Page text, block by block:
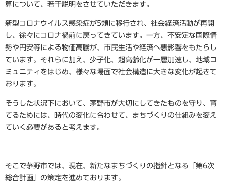
算について、若干説明をさせていただきます。
新型コロナウイルス感染症が5類に移行され、社会経済活動が再開
し、徐々にコロナ禍前に戻ってきています。一方、不安定な国際情
勢や円安等による物価高騰が、市民生活や経済へ悪影響をもたらし
ています。それらに加え、少子化、超高齢化が一層加速し、地域コ
ミュニティをはじめ、様々な場面で社会構造に大きな変化が起きて
おります。
そうした状況下において、茅野市が大切にしてきたものを守り、育
てるためには、時代の変化に合わせて、まちづくりの仕組みを変え
ていく必要があると考えます。
そこで茅野市では、現在、新たなまちづくりの指針となる「第6次
総合計画」の策定を進めております。